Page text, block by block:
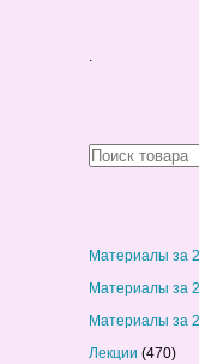
.
Материалы за
Материалы за
Материалы за
Лекции (470)